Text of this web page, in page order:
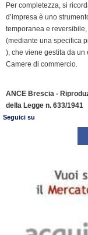
Per completezza, si
d’impresa è uno
temporanea e
(mediante una specifica
), che viene gestita da
Camere di commercio.
ANCE Brescia -
della Legge n. 633/1941
Seguici su